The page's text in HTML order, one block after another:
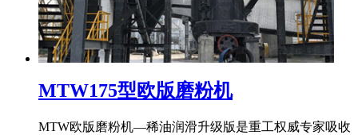
MTW175型欧版磨粉机
MTW欧版磨粉机—稀油润滑升级版是重工权威专家吸收